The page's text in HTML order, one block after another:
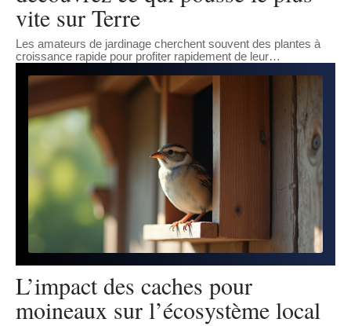
vite sur Terre
Les amateurs de jardinage cherchent souvent des plantes à
croissance rapide pour profiter rapidement de leur…
L’impact des caches pour
moineaux sur l’écosystème local